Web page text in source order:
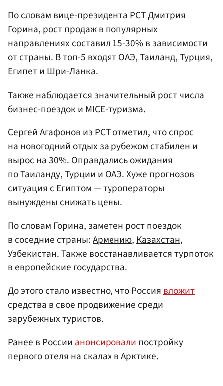
По словам вице-президента РСТДмитрия
Горина, рост продаж в популярных
направлениях составил 15-30% в зависимости
от страны. В топ-5 входятОАЭ,Таиланд,Турция,
ЕгипетиШри-Ланка.
Также наблюдается значительный рост числа
бизнес-поездок и MICE-туризма.
Сергей Агафоновиз РСТ отметил, что спрос
на новогодний отдых за рубежом стабилен и
вырос на 30%. Оправдались ожидания
по Таиланду, Турции и ОАЭ. Хуже прогнозов
ситуация с Египтом — туроператоры
вынуждены снижать цены.
По словам Горина, заметен рост поездок
в соседние страны:Армению,Казахстан,
Узбекистан. Также восстанавливается турпоток
в европейские государства.
До этого стало известно, что Россиявложит
средства в свое продвижение среди
зарубежных туристов.
Ранее в Россиианонсировалипостройку
первого отеля на скалах в Арктике.